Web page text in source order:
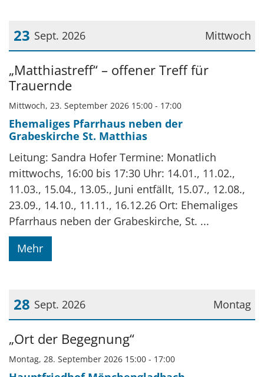
Mittwoch
23 Sept. 2026
Datum: 23. September 2026
„Matthiastreff“ – offener Treff für
Trauernde
Mittwoch, 23. September 2026 15:00 - 17:00
Ehemaliges Pfarrhaus neben der
Grabeskirche St. Matthias
Leitung: Sandra Hofer Termine: Monatlich
mittwochs, 16:00 bis 17:30 Uhr: 14.01., 11.02.,
11.03., 15.04., 13.05., Juni entfällt, 15.07., 12.08.,
23.09., 14.10., 11.11., 16.12.26 Ort: Ehemaliges
Pfarrhaus neben der Grabeskirche, St. ...
Mehr
Montag
28 Sept. 2026
Datum: 28. September 2026
„Ort der Begegnung“
Montag, 28. September 2026 15:00 - 17:00